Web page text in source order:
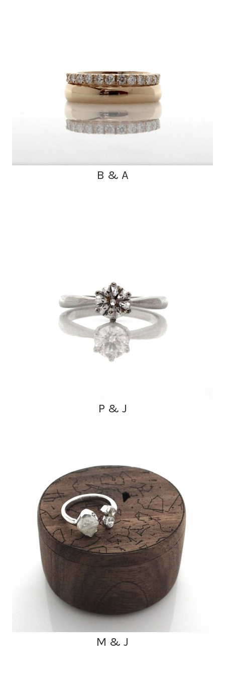
B & A
P & J
M & J